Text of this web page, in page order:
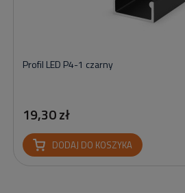
Profil LED P4-1 czarny
19,30 zł
DODAJ DO KOSZYKA